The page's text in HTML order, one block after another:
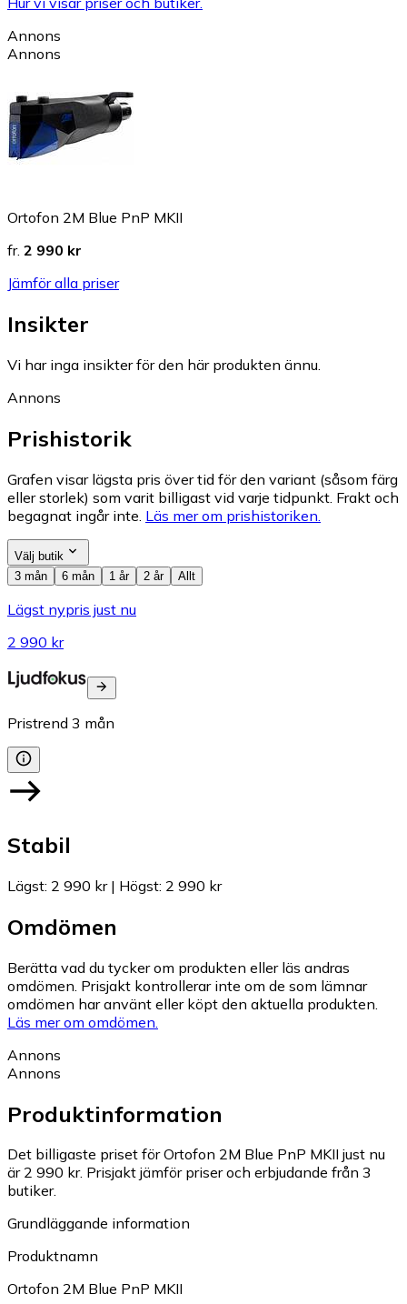
Annons
Annons
Ortofon 2M Blue PnP MKII
fr. 2 990 kr
Jämför alla priser
Insikter
Vi har inga insikter för den här produkten ännu.
Annons
Prishistorik
Grafen visar lägsta pris över tid för den variant (såsom färg
eller storlek) som varit billigast vid varje tidpunkt. Frakt och
begagnat ingår inte. Läs mer om prishistoriken.
Välj butik
3 mån
6 mån 1 år 2 år Allt
Lägst nypris just nu
2 990 kr
Pristrend 3 mån
Stabil
Lägst: 2 990 kr| Högst: 2 990 kr
Omdömen
Berätta vad du tycker om produkten eller läs andras
omdömen. Prisjakt kontrollerar inte om de som lämnar
omdömen har använt eller köpt den aktuella produkten.
Läs mer om omdömen.
Annons
Annons
Produktinformation
Det billigaste priset för Ortofon 2M Blue PnP MKII just nu
är 2 990 kr. Prisjakt jämför priser och erbjudande från 3
butiker.
Grundläggande information
Produktnamn
Ortofon 2M Blue PnP MKII